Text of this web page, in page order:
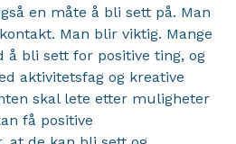
en måte å bli sett på. Man
Man blir viktig. Mange
å bli sett for positive ting, og
aktivitetsfag og kreative
skal lete etter muligheter
få positive